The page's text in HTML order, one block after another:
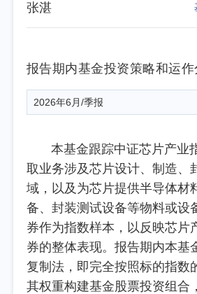
张湛
报告期内基金投资策略和运作
2026年6月/季报
本基金跟踪中证芯片产业
取业务涉及芯片设计、制造、
域，以及为芯片提供半导体材
备、封装测试设备等物料或设
券作为指数样本，以反映芯片
券的整体表现。报告期内本基
复制法，即完全按照标的指数
其权重构建基金股票投资组合